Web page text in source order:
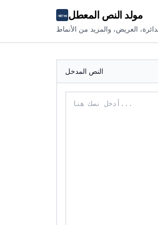
مولد النص المعطل
العريض، والمزيد من الأنماط
النص المدخل
لتحويله إلى نص بين قوسين